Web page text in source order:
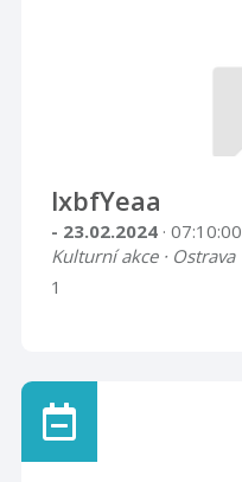
lxbfYeaa
- 23.02.2024 · 07:10:00
Kulturní akce · Ostrava
1